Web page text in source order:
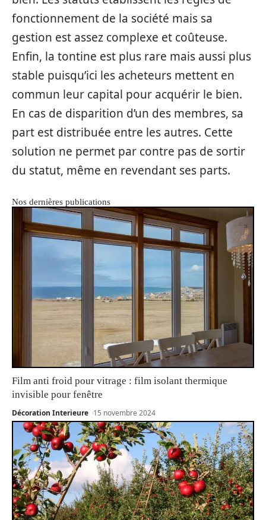
fonctionnement de la société mais sa
gestion est assez complexe et coûteuse.
Enfin, la tontine est plus rare mais aussi plus
stable puisqu’ici les acheteurs mettent en
commun leur capital pour acquérir le bien.
En cas de disparition d’un des membres, sa
part est distribuée entre les autres. Cette
solution ne permet par contre pas de sortir
du statut, même en revendant ses parts.
Nos dernières publications
Film anti froid pour vitrage : film isolant thermique
invisible pour fenêtre
Décoration Interieure 15 novembre 2024